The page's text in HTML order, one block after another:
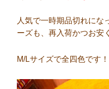
人気で一時期品切れにな
ーズも、再入荷かつお安
M/Lサイズで全四色です！